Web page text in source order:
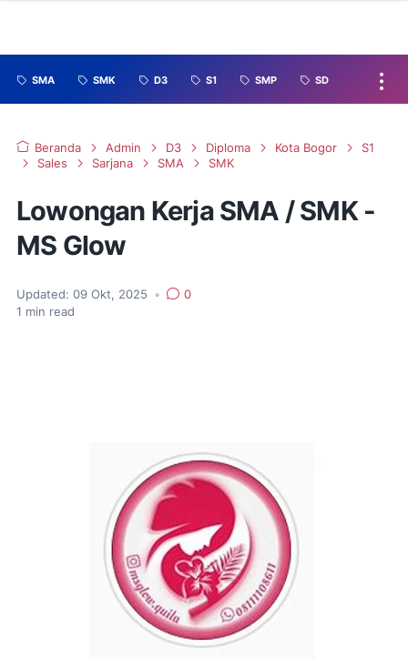
SMA SMK D3 S1 SMP SD
Beranda Admin D3 Diploma Kota Bogor
S1
Sales
Sarjana SMA SMK
Lowongan Kerja SMA / SMK -
MS Glow
Updated: 09 Okt, 2025 •
0
1 min read